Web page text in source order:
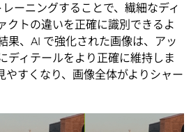
ーニングすることで、繊細なディ
クトの違いを正確に識別できるよ
果、AI で強化された画像は、アッ
ディテールをより正確に維持しま
やすくなり、画像全体がよりシャー